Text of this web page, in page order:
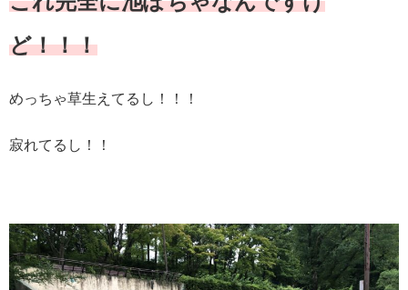
ど！！！
めっちゃ草生えてるし！！！
寂れてるし！！